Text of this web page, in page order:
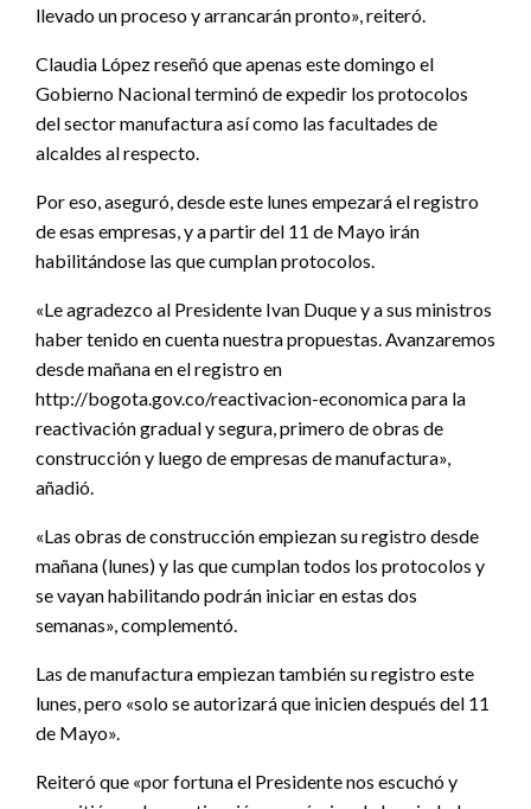
llevado un proceso y arrancarán pronto», reiteró.
Claudia López reseñó que apenas este domingo el
Gobierno Nacional terminó de expedir los protocolos
del sector manufactura así como las facultades de
alcaldes al respecto.
Por eso, aseguró, desde este lunes empezará el registro
de esas empresas, y a partir del 11 de Mayo irán
habilitándose las que cumplan protocolos.
«Le agradezco al Presidente Ivan Duque y a sus ministros
haber tenido en cuenta nuestra propuestas. Avanzaremos
desde mañana en el registro en
http://bogota.gov.co/reactivacion-economica para la
reactivación gradual y segura, primero de obras de
construcción y luego de empresas de manufactura»,
añadió.
«Las obras de construcción empiezan su registro desde
mañana (lunes) y las que cumplan todos los protocolos y
se vayan habilitando podrán iniciar en estas dos
semanas», complementó.
Las de manufactura empiezan también su registro este
lunes, pero «solo se autorizará que inicien después del 11
de Mayo».
Reiteró que «por fortuna el Presidente nos escuchó y